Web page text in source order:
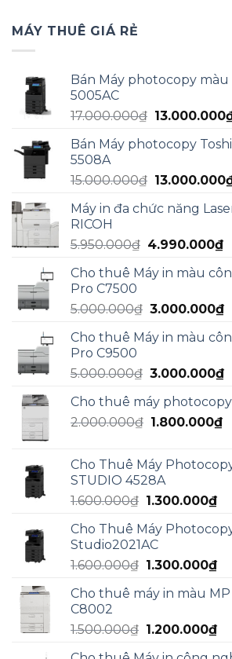
MÁY THUÊ GIÁ RẺ
Bán Máy photocopy màu
5005AC
17.000.000₫ Giá
là:
13.000.000
Bán Máy photocopy
5508A
15.000.000₫ Giá
là:
13.000.000
Máy in đa chức năng
RICOH
5.950.000₫ Giá
là:
4.990.000₫
Cho thuê Máy in màu
Pro C7500
5.000.000₫ Giá
là:
3.000.000₫
Cho thuê Máy in màu
Pro C9500
5.000.000₫ Giá
là:
5.000.000₫.
3.000.000₫
Cho thuê máy photocopy
2.000.000₫ Giá
2.000.000₫.
1.800.000₫
Cho Thuê Máy
STUDIO 4528A
1.600.000₫ Giá
là:
1.600.000₫.
1.300.000₫Giá
tại
Cho Thuê Máy
Studio2021AC
1.600.000₫ Giá
là:
1.300.000₫Giá
tại
Cho thuê máy in màu MP
C8002
1.500.000₫ Giá
1.200.000₫Giá